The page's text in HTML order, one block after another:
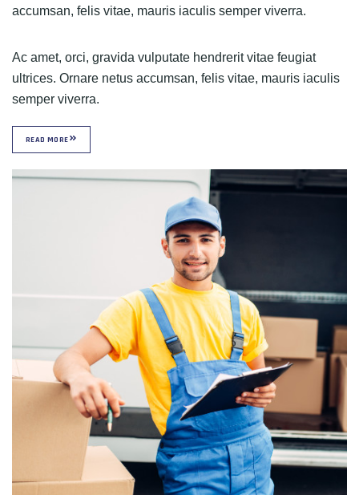
accumsan, felis vitae, mauris iaculis semper viverra.
Ac amet, orci, gravida vulputate hendrerit vitae feugiat
ultrices. Ornare netus accumsan, felis vitae, mauris iaculis
semper viverra.
READ MORE